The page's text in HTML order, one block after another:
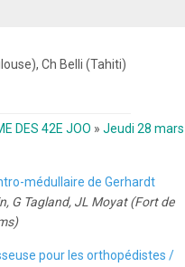
Ch Belli (Tahiti)
DES 42E JOO » Jeudi 28 mars
médullaire de Gerhardt
G Tagland, JL Moyat (Fort de
pour les orthopédistes /